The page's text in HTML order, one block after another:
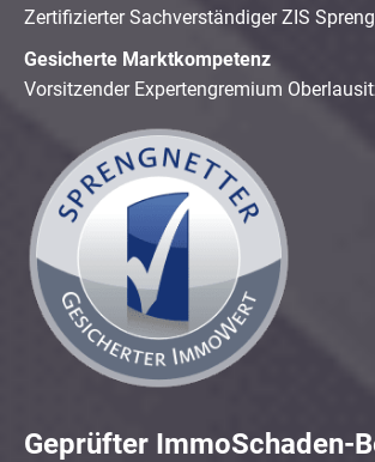
Zertifizierter Sachverständiger ZIS
Gesicherte Marktkompetenz
Vorsitzender Expertengremium
Geprüfter ImmoSchaden-